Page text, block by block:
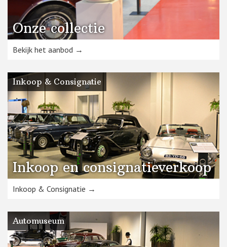
Onze collectie
Bekijk het aanbod →
Inkoop & Consignatie
Inkoop en consignatieverkoop
Inkoop & Consignatie →
Automuseum